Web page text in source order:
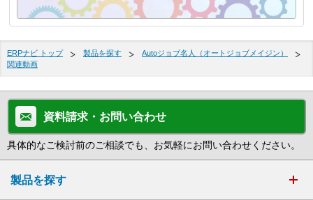
ERPナビ トップ 製品を探す
Autoジョブ名人（オートジョブメイジン）
関連動画
資料請求・お問い合わせ
具体的なご検討前のご相談でも、お気軽にお問い合わせください。
製品を探す